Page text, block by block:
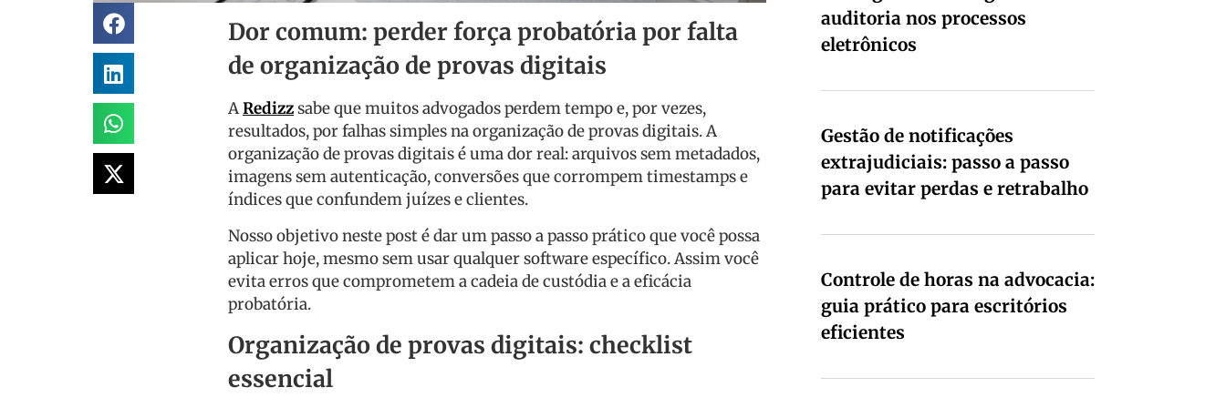
Dor comum: perder força probatória por falta
de organização de provas digitais
ARedizzsabe que muitos advogados perdem tempo e, por vezes,
resultados, por falhas simples na organização de provas digitais. A
organização de provas digitais é uma dor real: arquivos sem metadados,
imagens sem autenticação, conversões que corrompem timestamps e
índices que confundem juízes e clientes.
Nosso objetivo neste post é dar um passo a passo prático que você possa
aplicar hoje, mesmo sem usar qualquer software específico. Assim você
evita erros que comprometem a cadeia de custódia e a eficácia
probatória.
Organização de provas digitais: checklist
essencial
auditoria nos processos
eletrônicos
Gestão de notificações
extrajudiciais: passo a passo
para evitar perdas e retrabalho
Controle de horas na advocacia:
guia prático para escritórios
eficientes